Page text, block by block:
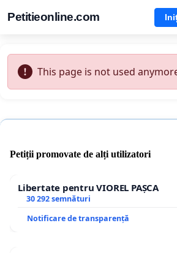
Petitieonline.com
This page is not used
Petiții promovate de alți utilizatori
Libertate pentru VIOREL PAȘCA
30 292 semnături
Notificare de transparență